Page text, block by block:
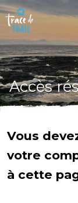
Accès
Vous
votre
à cette